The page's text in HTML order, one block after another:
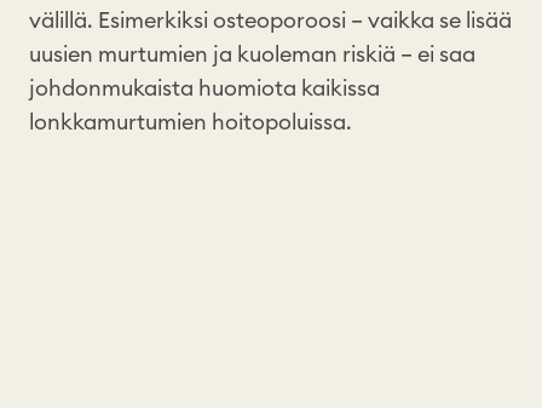
välillä. Esimerkiksi osteoporoosi – vaikka se lisää
uusien murtumien ja kuoleman riskiä – ei saa
johdonmukaista huomiota kaikissa
lonkkamurtumien hoitopoluissa.